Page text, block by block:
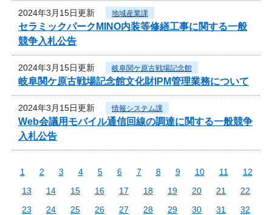
2024年3月15日更新 地域産業課
セラミックパークMINO内装等修繕工事に関する一般
競争入札公告
2024年3月15日更新 岐阜関ケ原古戦場記念館
岐阜関ケ原古戦場記念館文化財IPM管理業務について
2024年3月15日更新 情報システム課
Web会議用モバイル通信回線の調達に関する一般競争
入札公告
1 2 3 4 5 6 7 8 9 10 11
12
13
14 15 16 17 18 19 20 21
22
23
24 25 26 27 28 29 30 31
32